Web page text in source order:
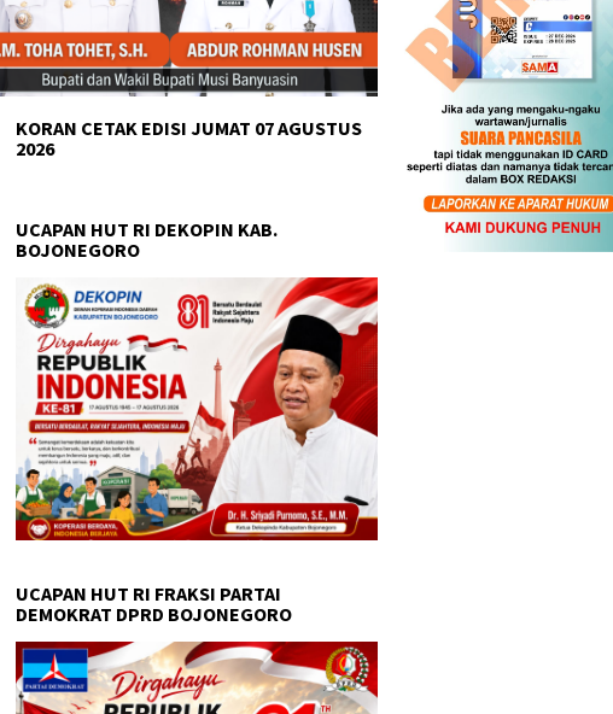
KORAN CETAK EDISI JUMAT 07 AGUSTUS
2026
UCAPAN HUT RI DEKOPIN KAB.
BOJONEGORO
UCAPAN HUT RI FRAKSI PARTAI
DEMOKRAT DPRD BOJONEGORO